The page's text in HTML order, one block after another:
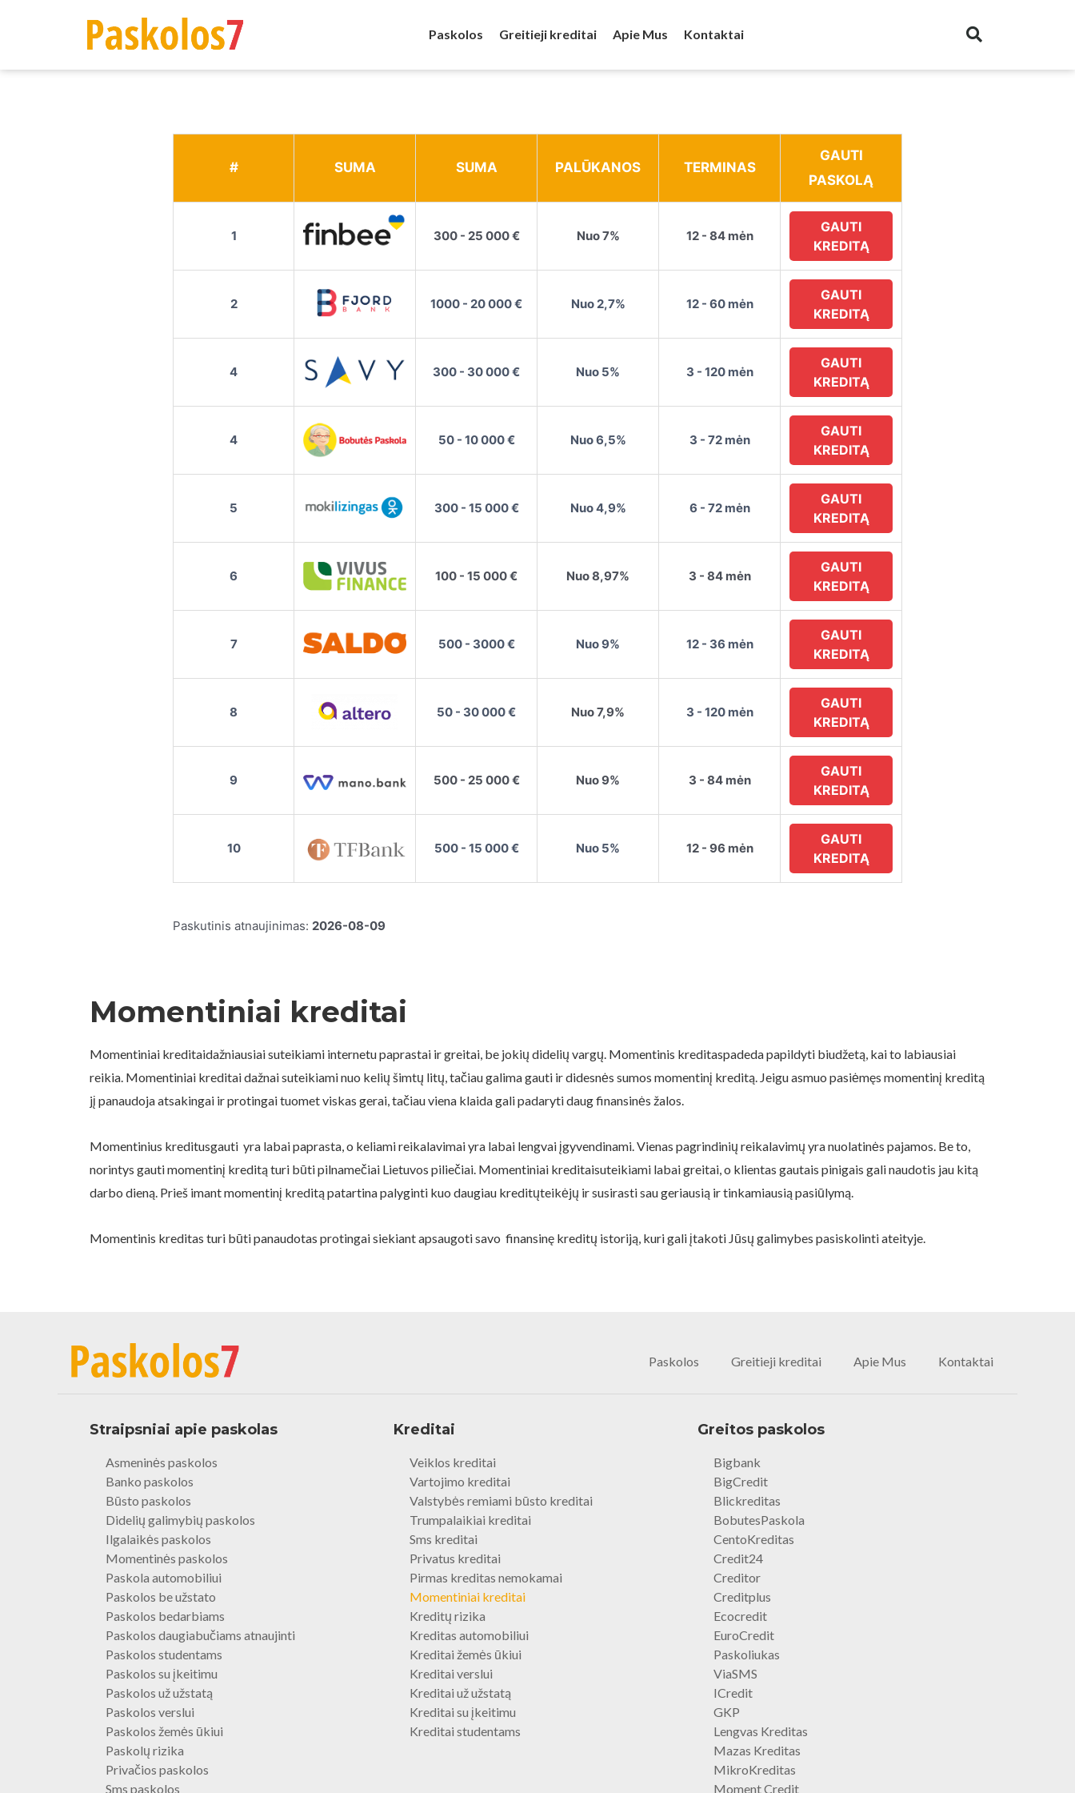
Paskolos Greitieji kreditai Apie Mus Kontaktai
# SUMA SUMA PALŪKANOS TERMINAS
GAUTI
PASKOLĄ
1 300 - 25 000 € Nuo 7% 12 - 84 mėn
GAUTI
KREDITĄ
2 1000 - 20 000 € Nuo 2,7% 12 - 60 mėn
GAUTI
KREDITĄ
4 300 - 30 000 € Nuo 5% 3 - 120 mėn
GAUTI
KREDITĄ
4 50 - 10 000 € Nuo 6,5% 3 - 72 mėn
GAUTI
KREDITĄ
5 300 - 15 000 € Nuo 4,9% 6 - 72 mėn
GAUTI
KREDITĄ
6 100 - 15 000 € Nuo 8,97% 3 - 84 mėn
GAUTI
KREDITĄ
7 500 - 3000 € Nuo 9% 12 - 36 mėn
GAUTI
KREDITĄ
8 50 - 30 000 € Nuo 7,9% 3 - 120 mėn
GAUTI
KREDITĄ
9 500 - 25 000 € Nuo 9% 3 - 84 mėn
GAUTI
KREDITĄ
10 500 - 15 000 € Nuo 5% 12 - 96 mėn
GAUTI
KREDITĄ
Paskutinis atnaujinimas: 2026-08-09
Momentiniai kreditai
Momentiniai kreditaidažniausiai suteikiami internetu paprastai ir greitai, be jokių didelių vargų. Momentinis kreditaspadeda papildyti biudžetą, kai to labiausiai
reikia. Momentiniai kreditai dažnai suteikiami nuo kelių šimtų litų, tačiau galima gauti ir didesnės sumos momentinį kreditą. Jeigu asmuo pasiėmęs momentinį kreditą
jį panaudoja atsakingai ir protingai tuomet viskas gerai, tačiau viena klaida gali padaryti daug finansinės žalos.
Momentinius kreditusgauti yra labai paprasta, o keliami reikalavimai yra labai lengvai įgyvendinami. Vienas pagrindinių reikalavimų yra nuolatinės pajamos. Be to,
norintys gauti momentinį kreditą turi būti pilnamečiai Lietuvos piliečiai. Momentiniai kreditaisuteikiami labai greitai, o klientas gautais pinigais gali naudotis jau kitą
darbo dieną. Prieš imant momentinį kreditą patartina palyginti kuo daugiau kreditųteikėjų ir susirasti sau geriausią ir tinkamiausią pasiūlymą.
Momentinis kreditas turi būti panaudotas protingai siekiant apsaugoti savo finansinę kreditų istoriją, kuri gali įtakoti Jūsų galimybes pasiskolinti ateityje.
Paskolos Greitieji kreditai Apie Mus Kontaktai
Straipsniai apie paskolas
Asmeninės paskolos
Banko paskolos
Būsto paskolos
Didelių galimybių paskolos
Ilgalaikės paskolos
Momentinės paskolos
Paskola automobiliui
Paskolos be užstato
Paskolos bedarbiams
Paskolos daugiabučiams atnaujinti
Paskolos studentams
Paskolos su įkeitimu
Paskolos už užstatą
Paskolos verslui
Paskolos žemės ūkiui
Paskolų rizika
Privačios paskolos
Sms paskolos
Kreditai
Veiklos kreditai
Vartojimo kreditai
Valstybės remiami būsto kreditai
Trumpalaikiai kreditai
Sms kreditai
Privatus kreditai
Pirmas kreditas nemokamai
Momentiniai kreditai
Kreditų rizika
Kreditas automobiliui
Kreditai žemės ūkiui
Kreditai verslui
Kreditai už užstatą
Kreditai su įkeitimu
Kreditai studentams
Greitos paskolos
Bigbank
BigCredit
Blickreditas
BobutesPaskola
CentoKreditas
Credit24
Creditor
Creditplus
Ecocredit
EuroCredit
Paskoliukas
ViaSMS
ICredit
GKP
Lengvas Kreditas
Mazas Kreditas
MikroKreditas
Moment Credit